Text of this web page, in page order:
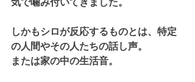
しかもシロが反応するものとは、特定
の人間やその人たちの話し声。
または家の中の生活音。